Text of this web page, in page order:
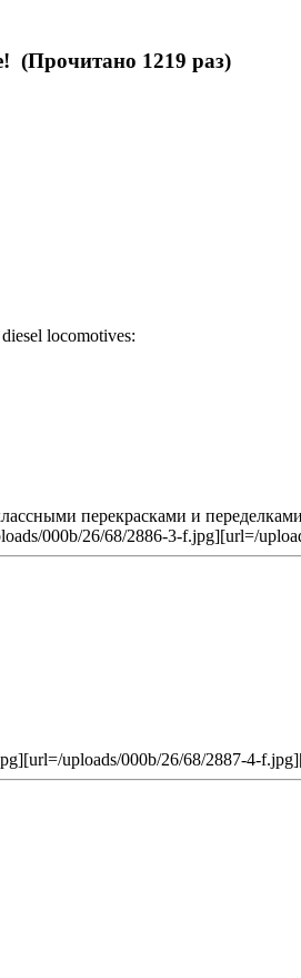
(Прочитано 1219 раз)
locomotives:
перекрасками и
000b/26/68/2886-3-f.jpg][url=/
[url=/uploads/000b/26/68/2887-4-f.jpg]